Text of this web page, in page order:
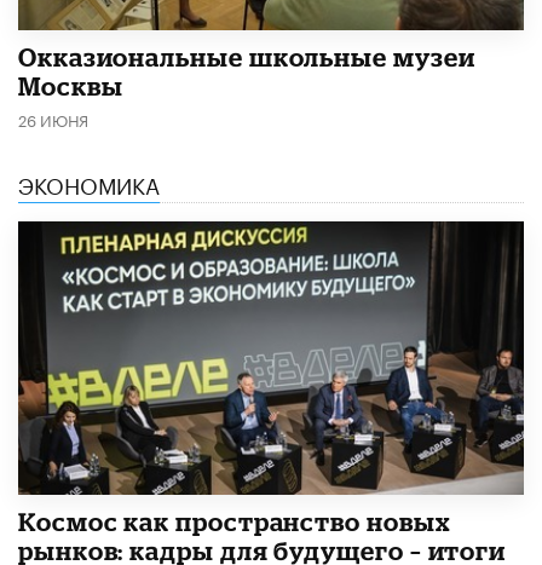
​Окказиональные школьные музеи
Москвы
26 ИЮНЯ
ЭКОНОМИКА
Космос как пространство новых
рынков: кадры для будущего – итоги